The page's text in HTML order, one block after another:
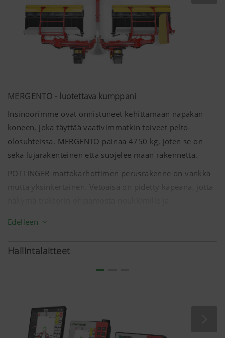
Lisätietoja
MERGENTO - luotettava kumppani
Insinöörimme ovat onnistuneet kehittämään napakan
koneen, joka täyttää vaativimmatkin toiveet pelto-
olosuhteissa. MERGENTO painaa 4750 kg, joten se on
sekä lujarakenteinen että suojelee maan rakennetta.
PÖTTINGER-mattokarhottimen perusrakenne on vankka
mutta yksinkertainen. Vetoaisa on pidetty kapeana, jotta
yhdistettäessä korkea runko ja kahden akselin reilu väli
Edelleen
Hallintalaitteet